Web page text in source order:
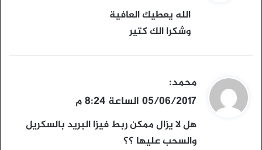
و
ل
الله يعطيك العافية
وشكرا الك كتير
ي
ق
و
ل
محمد:
05/06/2017 الساعة 8:24 م
هل لا يزال ممكن ربط فيزا البريد بالسكريل
والسحب عليها ؟؟